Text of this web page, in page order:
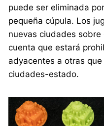
puede ser eliminada
pequeña cúpula. Los
nuevas ciudades
cuenta que estará
adyacentes a otras
ciudades-estado.